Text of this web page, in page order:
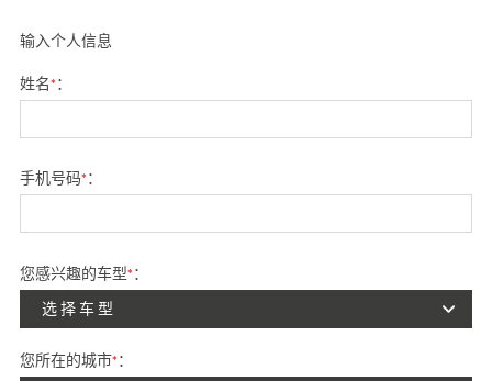
输入个人信息
姓名*：
手机号码*：
您感兴趣的车型*：
选择车型
您所在的城市*：